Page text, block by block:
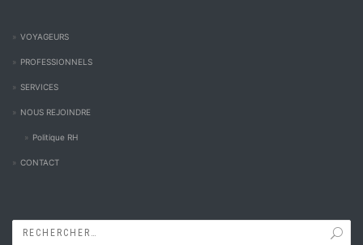
VOYAGEURS
PROFESSIONNELS
SERVICES
NOUS REJOINDRE
Politique RH
CONTACT